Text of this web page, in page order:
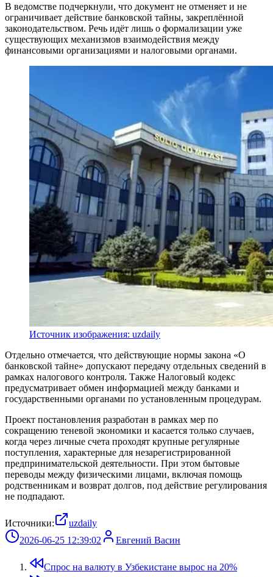
В ведомстве подчеркнули, что документ не отменяет и не
ограничивает действие банковской тайны, закреплённой
законодательством. Речь идёт лишь о формализации уже
существующих механизмов взаимодействия между
финансовыми организациями и налоговыми органами.
Источник изображения: uzdaily
Отдельно отмечается, что действующие нормы закона «О
банковской тайне» допускают передачу отдельных сведений в
рамках налогового контроля. Также Налоговый кодекс
предусматривает обмен информацией между банками и
государственными органами по установленным процедурам.
Проект постановления разработан в рамках мер по
сокращению теневой экономики и касается только случаев,
когда через личные счета проходят крупные регулярные
поступления, характерные для незарегистрированной
предпринимательской деятельности. При этом бытовые
переводы между физическими лицами, включая помощь
родственникам и возврат долгов, под действие регулирования
не подпадают.
Источники:
uzdaily
2026-06-25 12:39:02
Евгений Васин
Спрос на валюту в Узбекистане вырос на 20%